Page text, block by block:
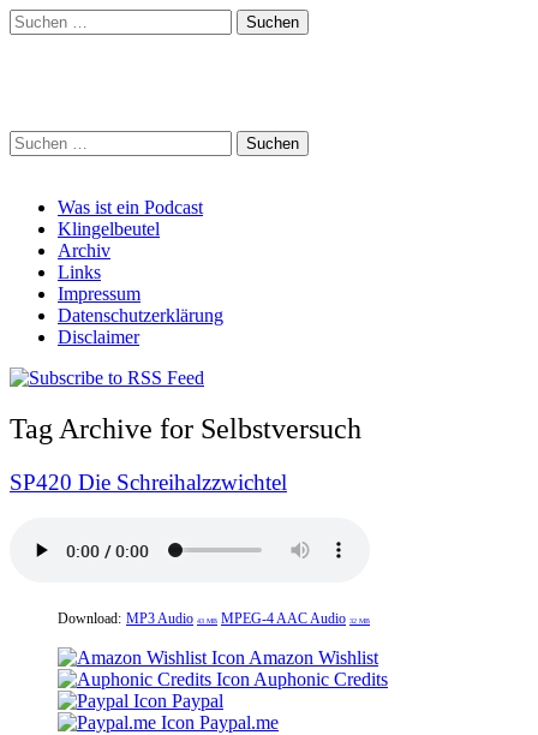
Suchen
nach:
Suchen
nach:
Main
menu
Skip
content
Was ist ein Podcast
Klingelbeutel
Archiv
Links
Impressum
Datenschutzerklärung
Disclaimer
Tag Archive for Selbstversuch
SP420 Die Schreihalzzwichtel
Download: MP3 Audio 43 MB MPEG-4 AAC Audio 32 MB
Amazon Wishlist
Auphonic Credits
Paypal
Paypal.me